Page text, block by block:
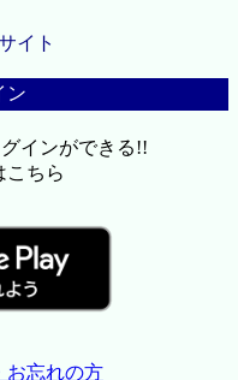
イト
ン
インができる!!
こちら
お忘れの方